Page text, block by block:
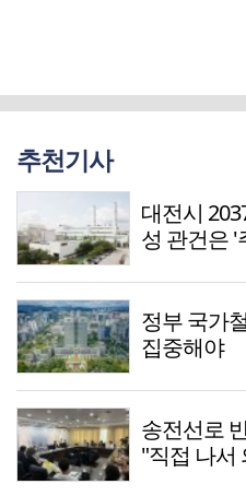
추천기사
대전시
성 관건은 '
정부 국가
집중해야
송전선로
"직접 나서